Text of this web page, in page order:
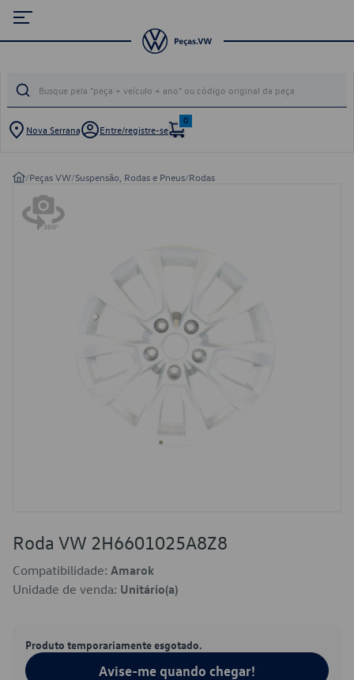
Nova Serrana Entre/registre-se
0
/Peças VW/Suspensão, Rodas e Pneus/Rodas
Roda VW 2H6601025A8Z8
Compatibilidade: Amarok
Unidade de venda: Unitário(a)
Produto temporariamente esgotado.
Avise-me quando chegar!